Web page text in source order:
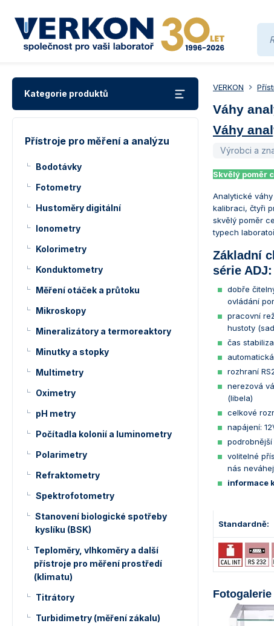
Kategorie produktů
Přístroje pro měření a analýzu
Bodotávky
Fotometry
Hustoměry digitální
Ionometry
Kolorimetry
Konduktometry
Měření otáček a průtoku
Mikroskopy
Mineralizátory a termoreaktory
Minutky a stopky
Multimetry
Oximetry
pH metry
Počítadla kolonií a luminometry
Polarimetry
Refraktometry
Spektrofotometry
Stanovení biologické spotřeby
kyslíku (BSK)
Teploměry, vlhkoměry a další
přístroje pro měření prostředí
(klimatu)
Titrátory
Turbidimetry (měření zákalu)
VERKON
Váhy
Váhy
Výrobci a
Skvělý poměr
Analytické
kalibraci, čtyři
skvělý poměr
typech
Základní
série ADJ:
dobře
ovládání
pracovní
hustoty
čas
rozhraní
nerezová
(libela)
celkové
napájení:
volitelné
nás
informace
Standardně: